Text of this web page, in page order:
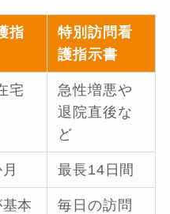
指
特別訪問看
護指示書
宅
急性増悪や
退院直後な
ど
最長14日間
本
毎日の訪問